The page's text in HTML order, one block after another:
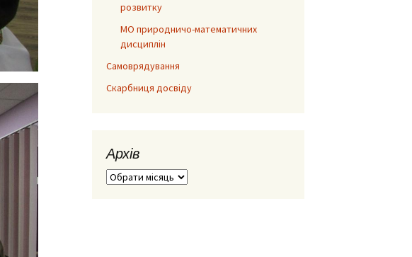
розвитку
МО природничо-математичних
дисциплін
Самоврядування
Скарбниця досвіду
Архів
Архів